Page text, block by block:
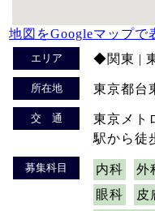
地図をGoogleマップで
エリア ◆関東 |
所在地 東京都台
交 通
東京メト
駅から徒
募集科目 内科 外
眼科
皮